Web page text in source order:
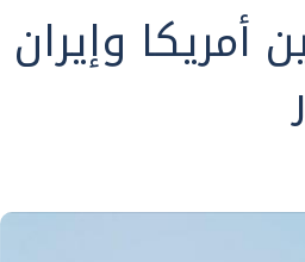
أمريكا وإيران